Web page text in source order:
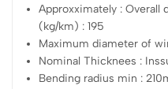
Approxximately :
(kg/km) : 195
Maximum diameter of
Nominal Thicknees :
Bending radius min :